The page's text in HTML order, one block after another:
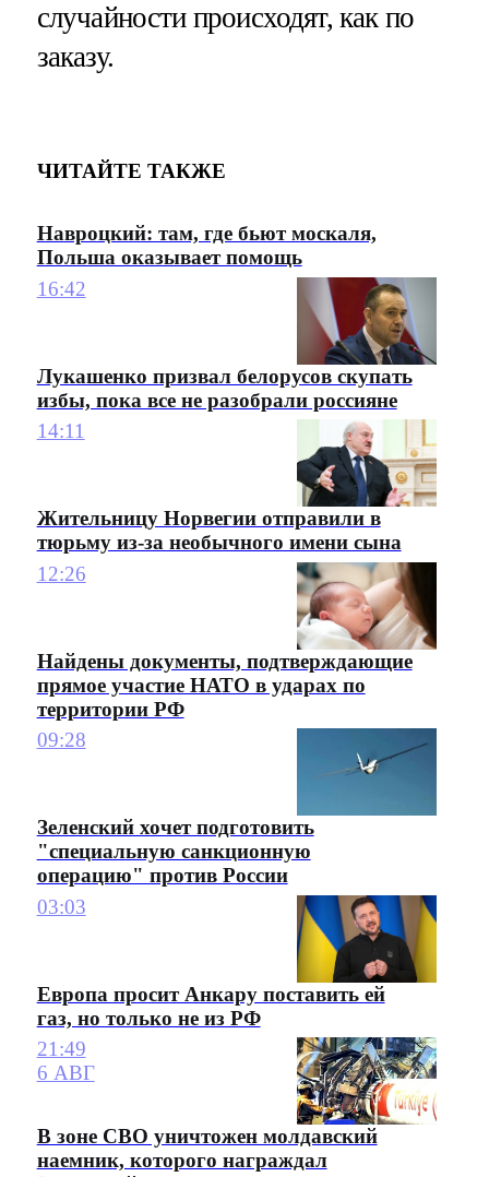
случайности происходят, как по
заказу.
ЧИТАЙТЕ ТАКЖЕ
Навроцкий: там, где бьют москаля,
Польша оказывает помощь
16:42
Лукашенко призвал белорусов скупать
избы, пока все не разобрали россияне
14:11
Жительницу Норвегии отправили в
тюрьму из-за необычного имени сына
12:26
Найдены документы, подтверждающие
прямое участие НАТО в ударах по
территории РФ
09:28
Зеленский хочет подготовить
"специальную санкционную
операцию" против России
03:03
Европа просит Анкару поставить ей
газ, но только не из РФ
21:49
6 АВГ
В зоне СВО уничтожен молдавский
наемник, которого награждал